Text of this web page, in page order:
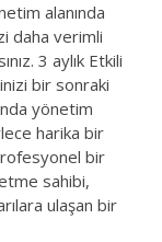
alanında
daha verimli
3 aylık Etkili
bir sonraki
yönetim
harika bir
bir
sahibi,
ulaşan bir